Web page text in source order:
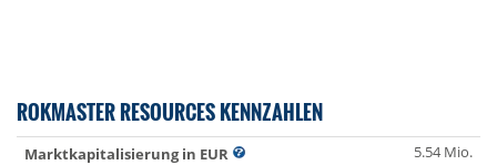
ROKMASTER RESOURCES KENNZAHLEN
Marktkapitalisierung in EUR
5.54 Mio.